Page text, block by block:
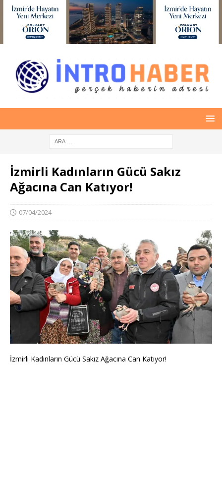
İzmirli Kadınların Gücü Sakız
Ağacına Can Katıyor!
07/04/2024
İzmirli Kadınların Gücü Sakız Ağacına Can Katıyor!